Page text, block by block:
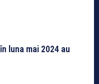
luna mai 2024 au